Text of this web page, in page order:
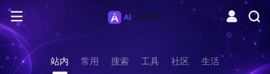
站内 常用 搜索 工具 社区 生活